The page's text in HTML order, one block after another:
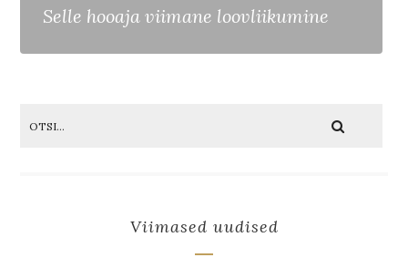
Selle hooaja viimane loovliikumine
Viimased uudised